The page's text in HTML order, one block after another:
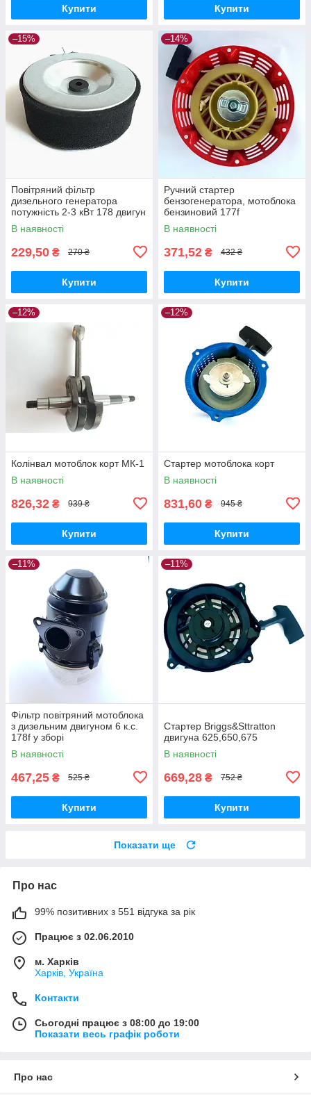
Купити Купити
–15%
Повітряний фільтр
дизельного генератора
потужність 2-3 кВт 178 двигун
В наявності
229,50 ₴ 270 ₴
Купити
–14%
Ручний стартер
бензогенератора, мотоблока
бензиновий 177f
В наявності
371,52 ₴ 432 ₴
Купити
–12%
Колінвал мотоблок корт МК-1
В наявності
826,32 ₴ 939 ₴
Купити
–12%
Стартер мотоблока корт
В наявності
831,60 ₴ 945 ₴
Купити
–11%
Фільтр повітряний мотоблока
з дизельним двигуном 6 к.с.
178f у зборі
В наявності
467,25 ₴ 525 ₴
Купити
–11%
Стартер Briggs&Sttratton
двигуна 625,650,675
В наявності
669,28 ₴ 752 ₴
Купити
Показати ще
Про нас
99% позитивних з 551 відгука за рік
Працює з 02.06.2010
м. Харків
Харків, Україна
Контакти
Сьогодні працює з 08:00 до 19:00
Показати весь графік роботи
Про нас